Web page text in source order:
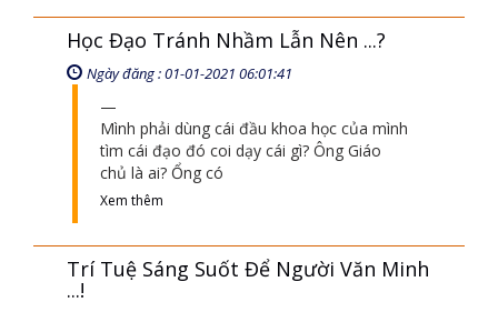
Học Đạo Tránh Nhầm Lẫn Nên ...?
Ngày đăng : 01-01-2021 06:01:41
Mình phải dùng cái đầu khoa học của mình
tìm cái đạo đó coi dạy cái gì? Ông Giáo
chủ là ai? Ổng có
Xem thêm
Trí Tuệ Sáng Suốt Để Người Văn Minh
...!